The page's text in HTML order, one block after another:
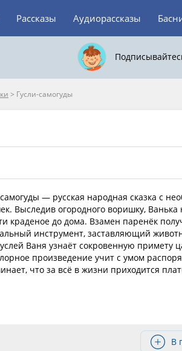
Рассказы Аудиорассказы
> Гусли-самогуды
— русская народная сказка с
Выследив огородного воришку,
краденое до дома. Взамен паренёк
инструмент, заставляющий
Ваня узнаёт сокровенную примету
произведение учит с умом
что за всё в жизни приходится
В